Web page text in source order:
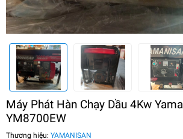
Máy Phát Hàn Chạy Dầu 4Kw
YM8700EW
Thương hiệu: YAMANISAN